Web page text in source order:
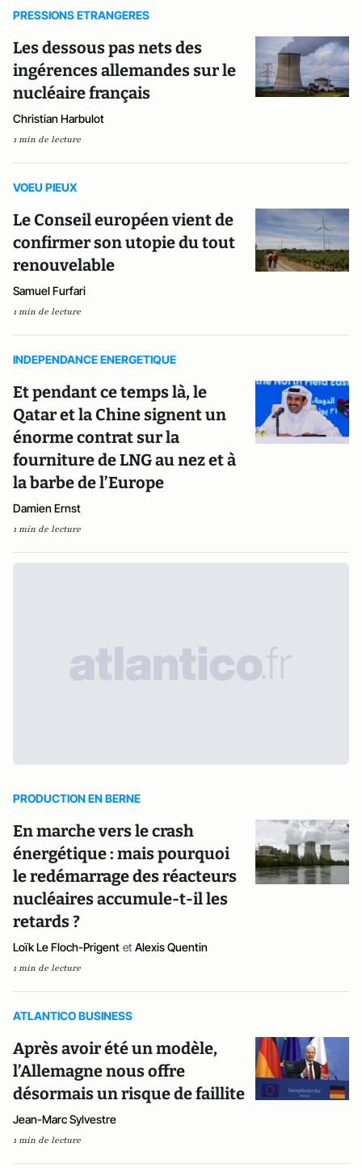
PRESSIONS ETRANGERES
Les dessous pas nets des
ingérences allemandes sur le
nucléaire français
Christian Harbulot
1 min de lecture
VOEU PIEUX
Le Conseil européen vient de
confirmer son utopie du tout
renouvelable
Samuel Furfari
1 min de lecture
INDEPENDANCE ENERGETIQUE
Et pendant ce temps là, le
Qatar et la Chine signent un
énorme contrat sur la
fourniture de LNG au nez et à
la barbe de l’Europe
Damien Ernst
1 min de lecture
PRODUCTION EN BERNE
En marche vers le crash
énergétique : mais pourquoi
le redémarrage des réacteurs
nucléaires accumule-t-il les
retards ?
Loïk Le Floch-Prigent et Alexis Quentin
1 min de lecture
ATLANTICO BUSINESS
Après avoir été un modèle,
l’Allemagne nous offre
désormais un risque de faillite
Jean-Marc Sylvestre
1 min de lecture